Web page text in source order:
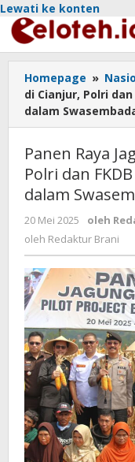
Lewati ke konten
Homepage »
di Cianjur, Polri
dalam
Panen Raya
Polri dan
dalam
20 Mei 2025 oleh
oleh Redaktur Brani